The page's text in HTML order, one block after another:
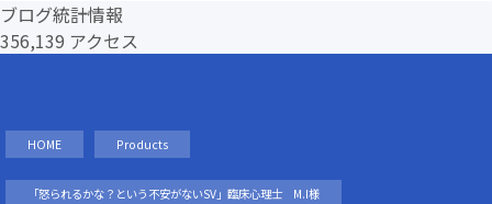
ブログ統計情報
356,139 アクセス
HOME Products
「怒られるかな？という不安がないSV」臨床心理士 M.I様